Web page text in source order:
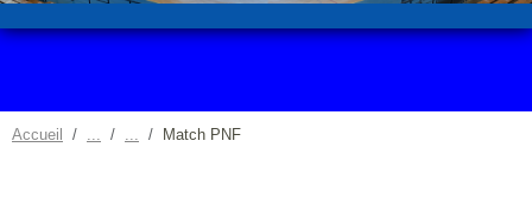
Accueil Match PNF